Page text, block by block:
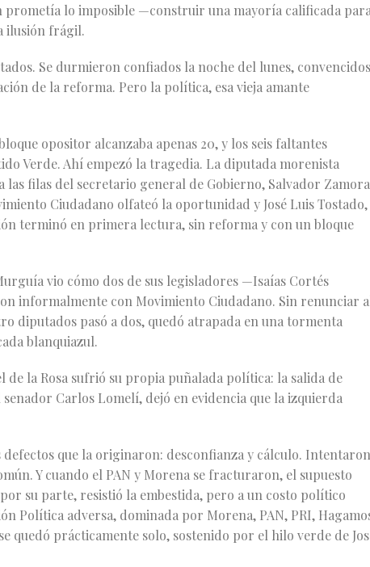
lo imposible —construir una mayoría calificada
ilusión frágil.
Se durmieron confiados la noche del lunes, convencidos
de la reforma. Pero la política, esa vieja amante
opositor alcanzaba apenas 20, y los seis faltantes
Verde. Ahí empezó la tragedia. La diputada morenista
filas del secretario general de Gobierno, Salvador
Ciudadano olfateó la oportunidad y José Luis Tostado,
terminó en primera lectura, sin reforma y con un bloque
vio cómo dos de sus legisladores —Isaías Cortés
informalmente con Movimiento Ciudadano. Sin renunciar
diputados pasó a dos, quedó atrapada en una tormenta
blanquiazul.
la Rosa sufrió su propia puñalada política: la salida de
Carlos Lomelí, dejó en evidencia que la izquierda
que la originaron: desconfianza y cálculo. Intentaron
Y cuando el PAN y Morena se fracturaron, el supuesto
su parte, resistió la embestida, pero a un costo político
Política adversa, dominada por Morena, PAN, PRI,
quedó prácticamente solo, sostenido por el hilo verde de